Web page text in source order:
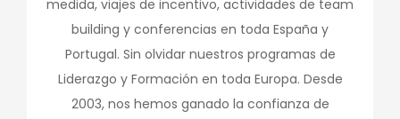
medida, viajes de incentivo, actividades de team
building y conferencias en toda España y
Portugal. Sin olvidar nuestros programas de
Liderazgo y Formación en toda Europa. Desde
2003, nos hemos ganado la confianza de